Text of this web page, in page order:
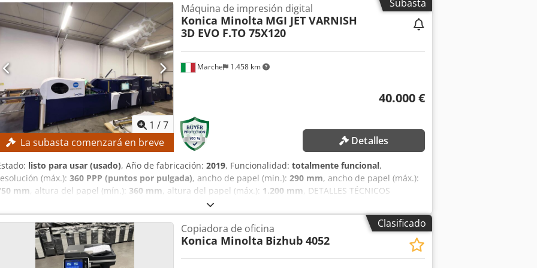
Precio a petición.
Subasta
1 /7
La subasta comenzará en breve
Marche 1.458 km
Máquina de impresión digital
Konica Minolta MGI JET VARNISH
3D EVO F.TO 75X120
40.000 €
Detalles
listo para usar (usado), Año de fabricación: 2019, Funcionalidad: totalmente funcional,
(máx.): 360 PPP (puntos por pulgada), ancho de papel (min.): 290 mm, ancho de papel (máx.):
mm , altura del papel (mín.): 360 mm , altura del papel (máx.): 1.200 mm , DETALLES TÉCNICOS
Velocidad de producción Velocidad de producción con barnizado selectivo UV: máx. 3.123 pliegos ISO B2/h
de producción Evo 75: máx. 4.200 pliegos ISO B2/h Velocidad de producción Evo 75: máx. 2.291
pliegos ISO B1/h Velocidad de producción con estampado en caliente: máx. 2.300 pliegos B2/h Formato y
área de impresión Ancho del papel: mín. 290 mm Ancho del papel: máx. 750 mm Alto del papel: mín. 360
mm Alto del papel: máx. 1.200 mm Formato del pliego: mín. 420 mm × 297 mm Formato del pliego: máx.
750 mm × 1.200 mm Ancho imprimible: máx. 540 mm u 730 mm Área de estampado en caliente: máx. 740
Clasificado
Copiadora de oficina
Konica Minolta Bizhub 4052